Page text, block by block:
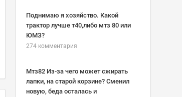
Поднимаю я хозяйство. Какой
трактор лучше т40,либо мтз 80 или
ЮМЗ?
274 комментария
Мтз82 Из-за чего может сжирать
лапки, на старой корзине? Сменил
новую, беда осталась и